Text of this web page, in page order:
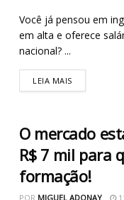
Você já pensou em
em alta e oferece
nacional? ...
LEIA MAIS
O mercado
R$ 7 mil para
formação!
POR MIGUEL ADONAY